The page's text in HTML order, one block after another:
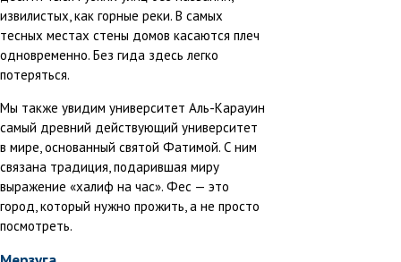
извилистых, как горные реки. В самых
тесных местах стены домов касаются плеч
одновременно. Без гида здесь легко
потеряться.
Мы также увидим университет Аль-Карауин
самый древний действующий университет
в мире, основанный святой Фатимой. С ним
связана традиция, подарившая миру
выражение «халиф на час». Фес — это
город, который нужно прожить, а не просто
посмотреть.